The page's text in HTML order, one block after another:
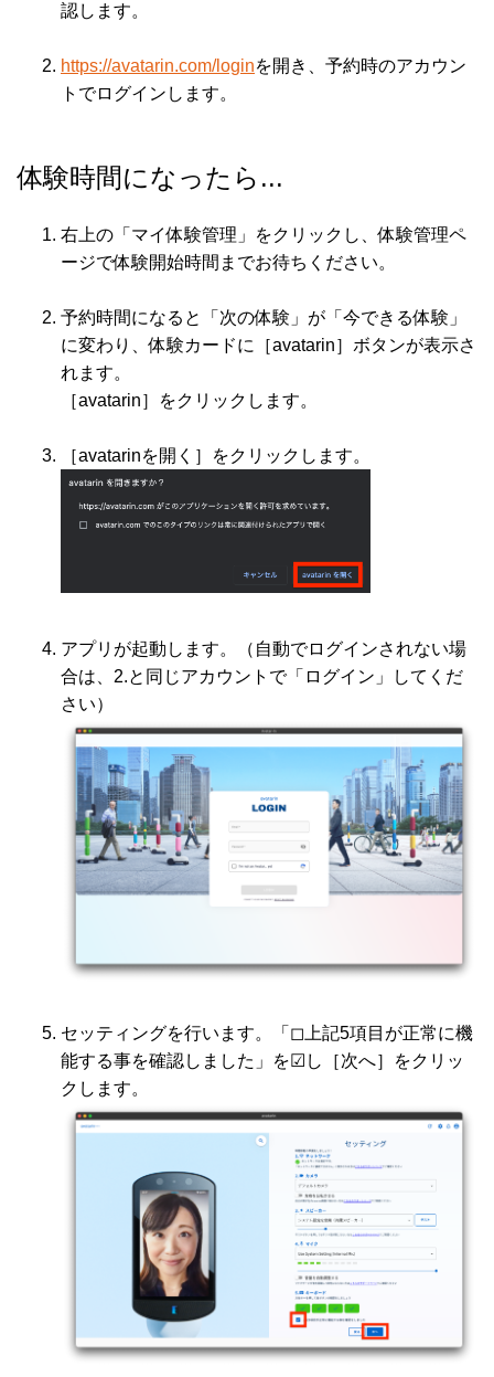
認します。
https://avatarin.com/loginを開き、予約時のアカウン
トでログインします。
体験時間になったら...
右上の「マイ体験管理」をクリックし、体験管理ペ
ージで体験開始時間までお待ちください。
予約時間になると「次の体験」が「今できる体験」
に変わり、体験カードに［avatarin］ボタンが表示さ
れます。
［avatarin］をクリックします。
［avatarinを開く］をクリックします。
アプリが起動します。
（自動でログインされない場
合は、2.と同じアカウントで「ログイン」してくだ
さい）
セッティングを行います。「◻上記5項目が正常に機
能する事を確認しました」を☑し［次へ］をクリッ
クします。